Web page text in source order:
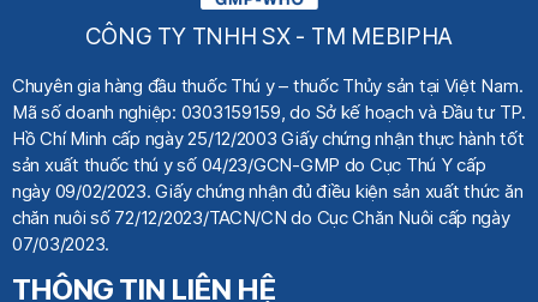
CÔNG TY TNHH SX - TM MEBIPHA
Chuyên gia hàng đầu thuốc Thú y– thuốc Thủy sản tại Việt Nam.
Mã số doanh nghiệp: 0303159159, do Sở kế hoạch và Đầu tư TP.
Hồ Chí Minh cấp ngày 25/12/2003 Giấy chứng nhận thực hành tốt
sản xuất thuốc thú y số 04/23/GCN-GMP do Cục Thú Y cấp
ngày 09/02/2023. Giấy chứng nhận đủ điều kiện sản xuất thức ăn
chăn nuôi số 72/12/2023/TACN/CN do Cục Chăn Nuôi cấp ngày
07/03/2023.
THÔNG TIN LIÊN HỆ